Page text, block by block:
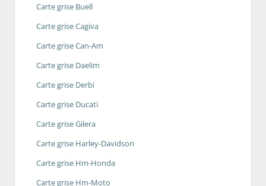
Carte grise Buell
Carte grise Cagiva
Carte grise Can-Am
Carte grise Daelim
Carte grise Derbi
Carte grise Ducati
Carte grise Gilera
Carte grise Harley-Davidson
Carte grise Hm-Honda
Carte grise Hm-Moto